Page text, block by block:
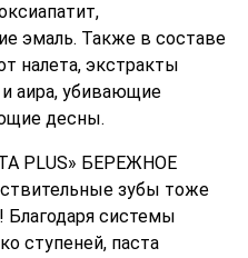
эмаль. Также в составе
налета, экстракты
аира, убивающие
десны.
PLUS» БЕРЕЖНОЕ
зубы тоже
системы
ступеней, паста